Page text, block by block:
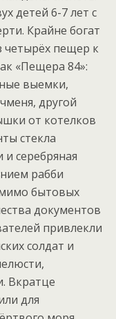
детей 6-7 лет с
Крайне богат
четырёх пещер к
«Пещера 84»:
выемки,
другой
от котелков
стекла
серебряная
рабби
бытовых
документов
привлекли
солдат и
Вкратце
для